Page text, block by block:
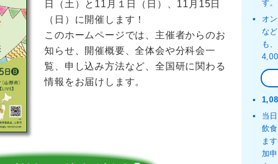
日（土）と11月１日（日）、11月15日
（日） に開催します！
このホームページでは、主催者からのお
知らせ、開催概要、全体会や分科会一
覧、申し込み方法など、全国研に関わる
情報をお届けします。
す。
オ
な
も
当
飲
ま
加